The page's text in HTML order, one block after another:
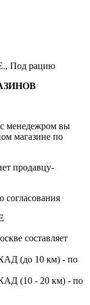
Под рацию
с менедежром вы
магазине по
продавцу-
согласования
составляет
(до 10 км) - по
(10 - 20 км) - по